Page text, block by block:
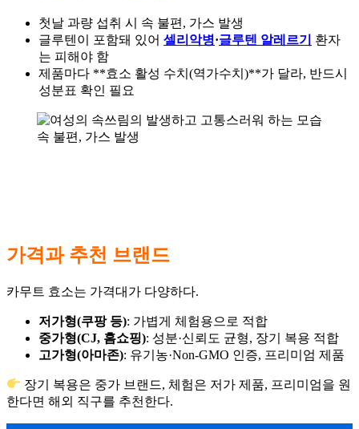
첫날 과량 섭취 시 속 불편, 가스 발생
글루텐이 포함돼 있어 셀리악병·글루텐 알레르기
환자
는 피해야 함
제품마다 **효소 활성 수치(역가수치)**가 달라, 반드시
성분표 확인 필요
속 불편, 가스 발생
가격과 추천 브랜드
카무트 효소는 가격대가 다양하다.
저가형(쿠팡 등): 가볍게 체험용으로 적합
중가형(CJ, 홈쇼핑): 성분·신뢰도 균형, 장기 복용 적합
고가형(아마존): 유기농·Non-GMO 인증, 프리미엄 제품
장기 복용은 중가 브랜드, 체험은 저가 제품, 프리미엄을 원
한다면 해외 직구를 추천한다.